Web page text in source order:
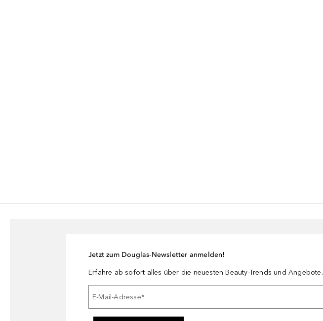
Jetzt zum Douglas-Newsletter anmelden!
Erfahre ab sofort alles über die neuesten Beauty-Trends und Angebote.
E-Mail-Adresse*